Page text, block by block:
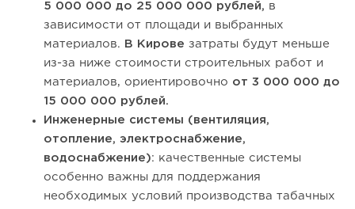
5 000 000 до 25 000 000 рублей, в
зависимости от площади и выбранных
материалов.
В Кирове затраты будут меньше
из-за ниже стоимости строительных работ и
материалов, ориентировочно от 3 000 000 до
15 000 000 рублей.
Инженерные системы (вентиляция,
отопление, электроснабжение,
водоснабжение): качественные системы
особенно важны для поддержания
необходимых условий производства табачных